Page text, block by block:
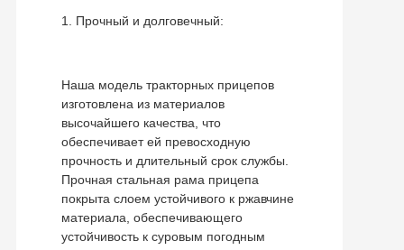
1. Прочный и долговечный:
Наша модель тракторных прицепов
изготовлена ​​из материалов
высочайшего качества, что
обеспечивает ей превосходную
прочность и длительный срок службы.
Прочная стальная рама прицепа
покрыта слоем устойчивого к ржавчине
материала, обеспечивающего
устойчивость к суровым погодным